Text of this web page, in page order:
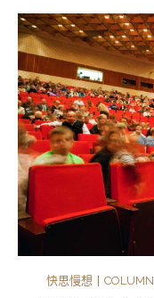
快思慢想丨COLUMN